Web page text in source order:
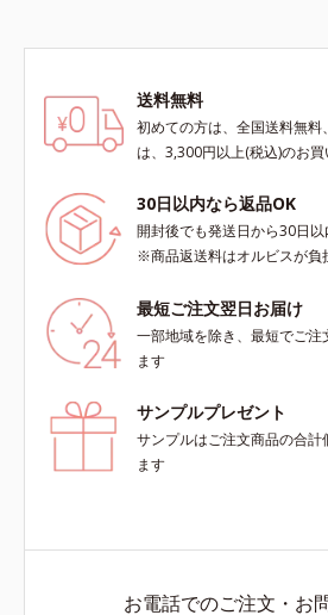
送料無料
初めての方は、全国送料無
は、3,300円以上(税込)のお
30日以内なら返品OK
開封後でも発送日から30日
※商品返送料はオルビスが負
最短ご注文翌日お届け
一部地域を除き、最短でご注
ます
サンプルプレゼント
サンプルはご注文商品の合
ます
お電話でのご注文・お